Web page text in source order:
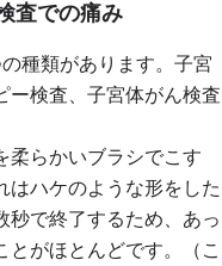
査での痛み
種類があります。子宮
ー検査、子宮体がん検査
柔らかいブラシでこす
はハケのような形をした
秒で終了するため、あっ
とがほとんどです。（こ